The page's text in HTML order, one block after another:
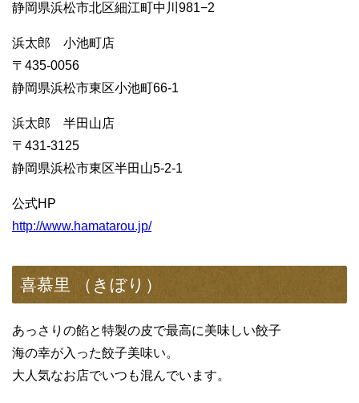
静岡県浜松市北区細江町中川981−2
浜太郎 小池町店
〒435-0056
静岡県浜松市東区小池町66-1
浜太郎 半田山店
〒431-3125
静岡県浜松市東区半田山5-2-1
公式HP
http://www.hamatarou.jp/
喜慕里 （きぼり）
あっさりの餡と特製の皮で最高に美味しい餃子
海の幸が入った餃子美味い。
大人気なお店でいつも混んでいます。